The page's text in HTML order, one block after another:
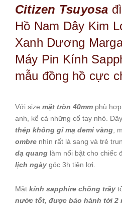
Citizen Tsuyosa
Hồ Nam Dây Kim
Xanh Dương
Máy Pin Kính
mẫu đồng hồ cực
Với size mặt tròn 40mm phù
anh, kể cả những cổ tay nhỏ.
thép không gỉ mạ demi vàng ,
ombre nhìn rất là sang và trẻ
dạ quang làm nổi bật cho chiếc
lịch ngày góc 3h tiện lợi.
Mặt kính sapphire chống trầy
nước tốt, được bảo hành tới 2